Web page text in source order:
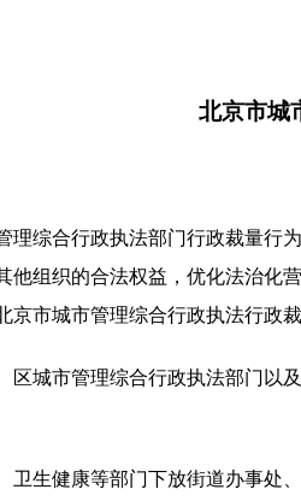
北京市城
综合行政执法部门行政裁量行为
他组织的合法权益，优化法治化
京市城市管理综合行政执法行政
城市管理综合行政执法部门以及
生健康等部门下放街道办事处、